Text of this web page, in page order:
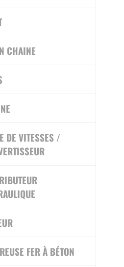
CHAINE
DE VITESSES /
FER À BÉTON